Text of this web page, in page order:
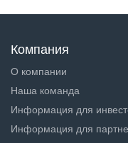
Компания
О компании
Наша команда
Информация для
Информация для